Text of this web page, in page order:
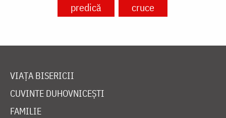
predică cruce
VIAȚA BISERICII
CUVINTE DUHOVNICEȘTI
FAMILIE